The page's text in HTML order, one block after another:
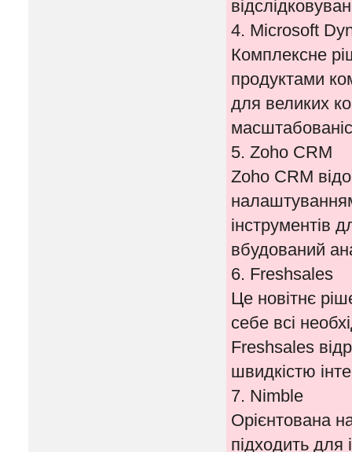
4. Microsoft
Комплексне
продуктами
для великих
5. Zoho CRM
Zoho CRM
інструментів
вбудований
6. Freshsales
Це новітнє
себе всі
Freshsales
швидкістю
7. Nimble
Орієнтована
підходить для